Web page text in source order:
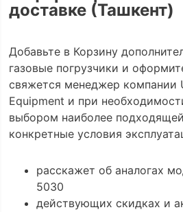
доставке (Ташкент)
Добавьте в Корзину
газовые погрузчики и
свяжется менеджер компании
Equipment и при
выбором наиболее
конкретные условия
расскажет об аналогах
5030
действующих скидках и